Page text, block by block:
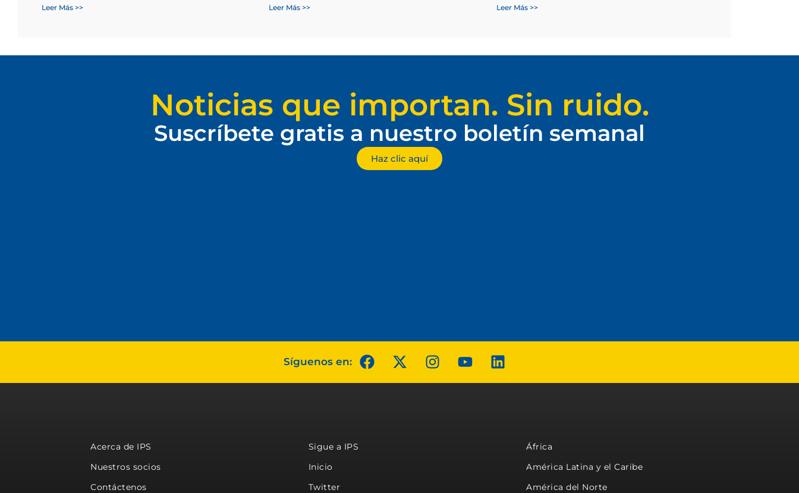
Leer Más >> Leer Más >> Leer Más >>
Noticias que importan. Sin ruido.
Suscríbete gratis a nuestro boletín semanal
Haz clic aquí
Síguenos en:
Acerca de IPS
Nuestros socios
Contáctenos
Sigue a IPS
Inicio
Twitter
África
América Latina y el Caribe
América del Norte